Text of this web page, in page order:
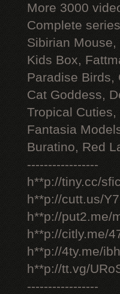
More 3000
Complete
Sibirian
Kids Box,
Paradise Birds,
Cat Goddess,
Tropical
Fantasia
Buratino, Red
-----------------
h**p://tiny.cc/
h**p://cutt.us/
h**p://put2.me/
h**p://citly.me/
h**p://4ty.me/
h**p://tt.vg/
-----------------